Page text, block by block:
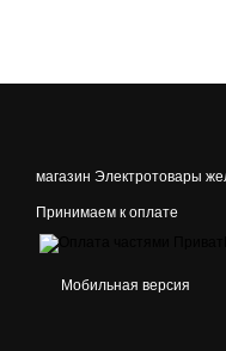
магазин Электротовары
Принимаем к оплате
Мобильная версия